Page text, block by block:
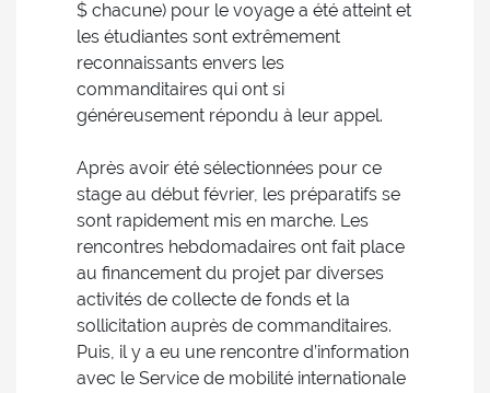
$ chacune) pour le voyage a été atteint et
les étudiantes sont extrêmement
reconnaissants envers les
commanditaires qui ont si
généreusement répondu à leur appel.
Après avoir été sélectionnées pour ce
stage au début février, les préparatifs se
sont rapidement mis en marche. Les
rencontres hebdomadaires ont fait place
au financement du projet par diverses
activités de collecte de fonds et la
sollicitation auprès de commanditaires.
Puis, il y a eu une rencontre d’information
avec le Service de mobilité internationale